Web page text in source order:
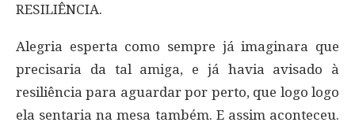
RESILIÊNCIA.
Alegria esperta como sempre já imaginara que
precisaria da tal amiga, e já havia avisado à
resiliência para aguardar por perto, que logo logo
ela sentaria na mesa também. E assim aconteceu.